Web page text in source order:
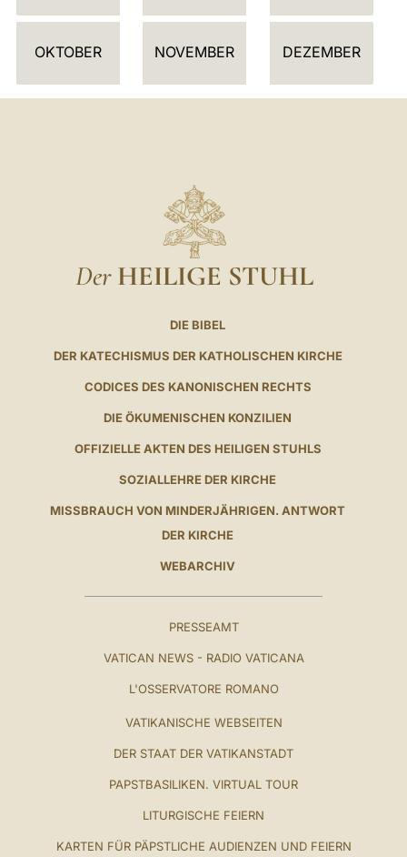
R
OKTOBER NOVEMBER DEZEMBER
Der HEILIGE STUHL
DIE BIBEL
DER KATECHISMUS DER KATHOLISCHEN KIRCHE
CODICES DES KANONISCHEN RECHTS
DIE ÖKUMENISCHEN KONZILIEN
OFFIZIELLE AKTEN DES HEILIGEN STUHLS
SOZIALLEHRE DER KIRCHE
MISSBRAUCH VON MINDERJÄHRIGEN. ANTWORT
DER KIRCHE
WEBARCHIV
PRESSEAMT
VATICAN NEWS - RADIO VATICANA
L'OSSERVATORE ROMANO
VATIKANISCHE WEBSEITEN
DER STAAT DER VATIKANSTADT
PAPSTBASILIKEN. VIRTUAL TOUR
LITURGISCHE FEIERN
KARTEN FÜR PÄPSTLICHE AUDIENZEN UND FEIERN